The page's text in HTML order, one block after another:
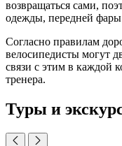
возвращаться сами,
одежды, передней
Согласно правилам
велосипедисты могут
связи с этим в каждой
тренера.
Туры и